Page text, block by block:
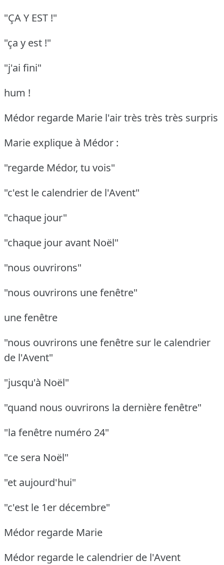
"ÇA Y EST !"
"ça y est !"
"j'ai fini"
hum !
Médor regarde Marie l'air très très très surpris
Marie explique à Médor :
"regarde Médor, tu vois"
"c'est le calendrier de l'Avent"
"chaque jour"
"chaque jour avant Noël"
"nous ouvrirons"
"nous ouvrirons une fenêtre"
une fenêtre
"nous ouvrirons une fenêtre sur le calendrier
de l'Avent"
"jusqu'à Noël"
"quand nous ouvrirons la dernière fenêtre"
"la fenêtre numéro 24"
"ce sera Noël"
"et aujourd'hui"
"c'est le 1er décembre"
Médor regarde Marie
Médor regarde le calendrier de l'Avent